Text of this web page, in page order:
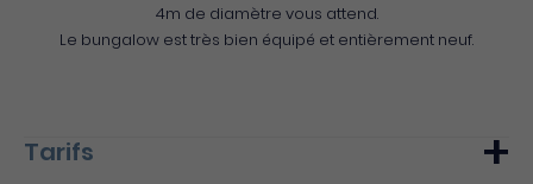
4m de diamètre vous attend.
Le bungalow est très bien équipé et entièrement neuf.
Tarifs